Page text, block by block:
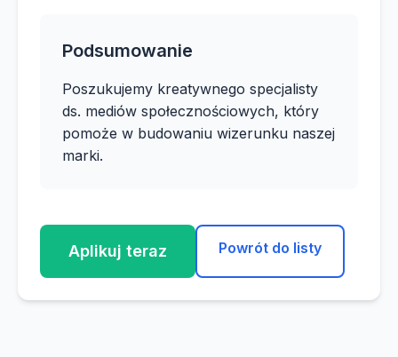
Podsumowanie
Poszukujemy kreatywnego specjalisty
ds. mediów społecznościowych, który
pomoże w budowaniu wizerunku naszej
marki.
Aplikuj teraz Powrót do listy